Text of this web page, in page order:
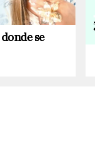
se